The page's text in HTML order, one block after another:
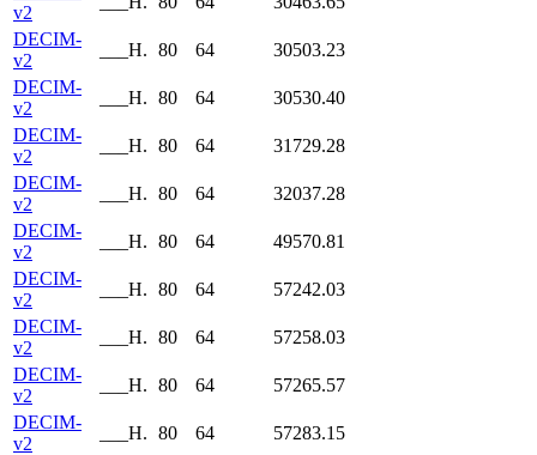
v2
DECIM-
v2
___H. 80 64
30503.23
DECIM-
v2
___H. 80 64
30530.40
DECIM-
v2
___H. 80 64
31729.28
DECIM-
v2
___H. 80 64
32037.28
DECIM-
v2
___H. 80 64
49570.81
DECIM-
v2
___H. 80 64
57242.03
DECIM-
v2
___H. 80 64
57258.03
DECIM-
v2
___H. 80 64
57265.57
DECIM-
v2
___H. 80 64
57283.15